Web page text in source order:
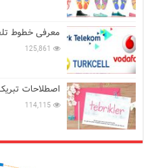
معرفی خطوط
125,861
اصطلاحات
114,115